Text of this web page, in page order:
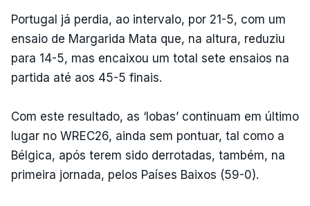
Portugal já perdia, ao intervalo, por 21-5, com um
ensaio de Margarida Mata que, na altura, reduziu
para 14-5, mas encaixou um total sete ensaios na
partida até aos 45-5 finais.
Com este resultado, as ‘lobas’ continuam em último
lugar no WREC26, ainda sem pontuar, tal como a
Bélgica, após terem sido derrotadas, também, na
primeira jornada, pelos Países Baixos (59-0).